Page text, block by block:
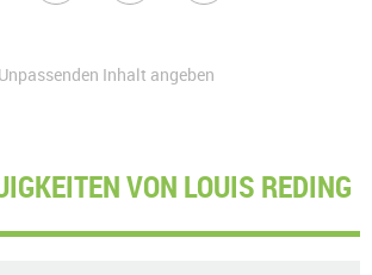
Unpassenden Inhalt angeben
VON LOUIS REDING